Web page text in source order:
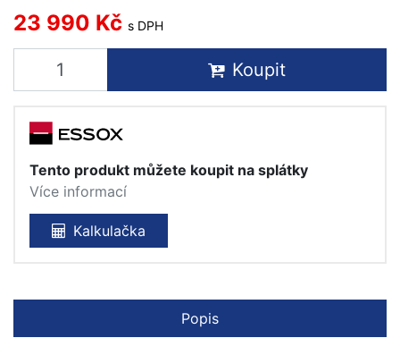
23 990 Kč s DPH
Koupit
Tento produkt můžete koupit na splátky
Více informací
Kalkulačka
Popis